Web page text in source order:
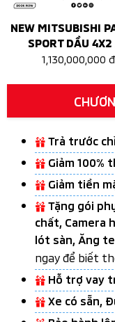
NEW MITSUBISHI
SPORT DẦU 4X2
1,130,000,000 đ
Trả trước
Giảm 100%
Giảm tiền
Tặng gói
chất, Camera
lót sàn, Ăng
ngay để biết
Hỗ trợ vay
Xe có sẵn,